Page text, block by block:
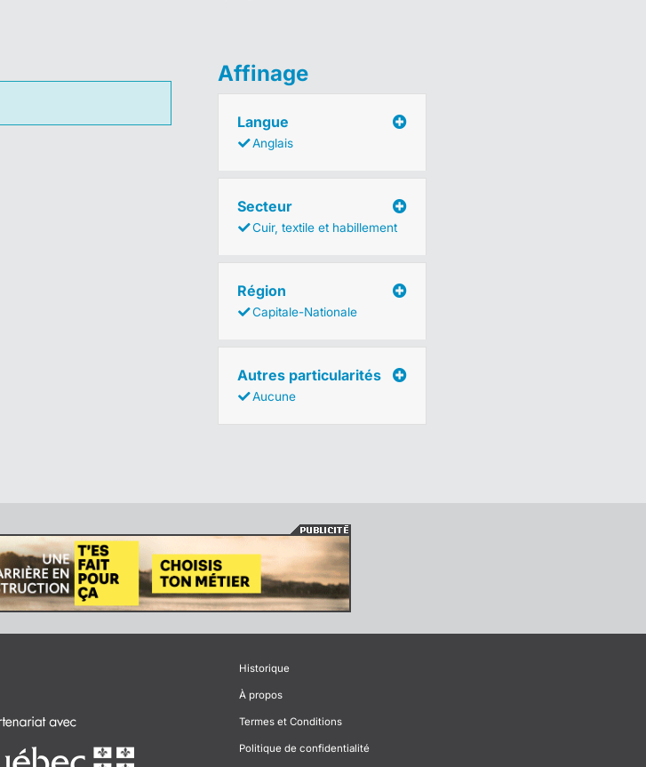
Affinage
Langue
Anglais
Secteur
Cuir, textile et habillement
Région
Capitale-Nationale
Autres particularités
Aucune
Historique
À propos
Termes et Conditions
Politique de confidentialité